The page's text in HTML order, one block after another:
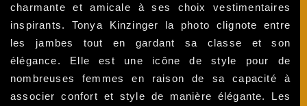
charmante et amicale à ses choix vestimentaires
inspirants. Tonya Kinzinger la photo clignote entre
les jambes tout en gardant sa classe et son
élégance. Elle est une icône de style pour de
nombreuses femmes en raison de sa capacité à
associer confort et style de manière élégante. Les